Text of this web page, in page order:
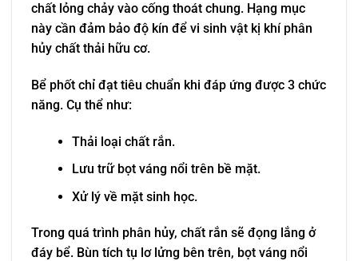
chất lỏng chảy vào cống thoát chung. Hạng mục
này cần đảm bảo độ kín để vi sinh vật kị khí phân
hủy chất thải hữu cơ.
Bể phốt chỉ đạt tiêu chuẩn khi đáp ứng được 3 chức
năng. Cụ thể như:
Thải loại chất rắn.
Lưu trữ bọt váng nổi trên bề mặt.
Xử lý về mặt sinh học.
Trong quá trình phân hủy, chất rắn sẽ đọng lắng ở
đáy bể. Bùn tích tụ lơ lửng bên trên, bọt váng nổi